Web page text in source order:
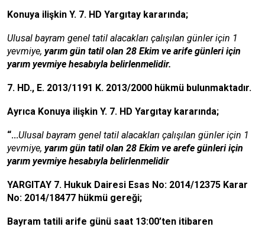
Konuya ilişkin Y. 7. HD Yargıtay kararında;
Ulusal bayram genel tatil alacakları çalışılan günler için 1
yevmiye, yarım gün tatil olan 28 Ekim ve arife günleri için
yarım yevmiye hesabıyla belirlenmelidir.
7. HD., E. 2013/1191 K. 2013/2000 hükmü bulunmaktadır.
Ayrıca Konuya ilişkin Y. 7. HD Yargıtay kararında;
“...Ulusal bayram genel tatil alacakları çalışılan günler için 1
yevmiye, yarım gün tatil olan 28 Ekim ve arefe günleri için
yarım yevmiye hesabıyla belirlenmelidir
YARGITAY 7. Hukuk Dairesi Esas No: 2014/12375 Karar
No: 2014/18477 hükmü gereği;
Bayram tatili arife günü saat 13:00’ten itibaren